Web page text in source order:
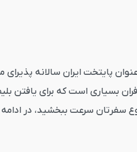
پایتخت ایران سالانه
بسیاری است که برای یافتن
سفرتان سرعت ببخشید، در ادامه